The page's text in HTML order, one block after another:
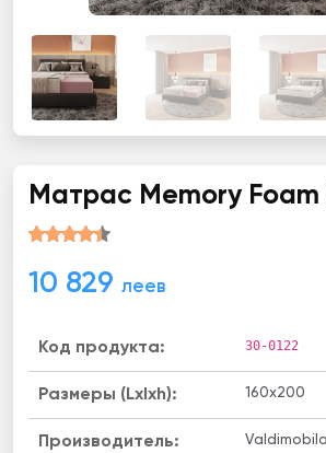
Матрас Memory
10 829 леев
Код продукта: 30-0122
Размеры (Lxlxh): 160x200
Производитель: Valdimobila